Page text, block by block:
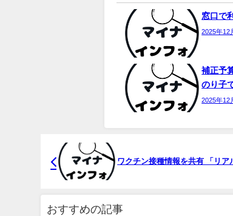
窓口で
2025年12
補正予
のり子
2025年12
ワクチン接種情報を共有 「リア
おすすめの記事